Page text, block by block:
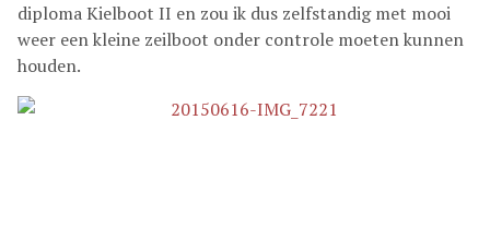
diploma Kielboot II en zou ik dus zelfstandig met mooi
weer een kleine zeilboot onder controle moeten kunnen
houden.